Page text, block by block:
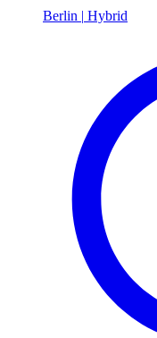
Berlin | Hybrid